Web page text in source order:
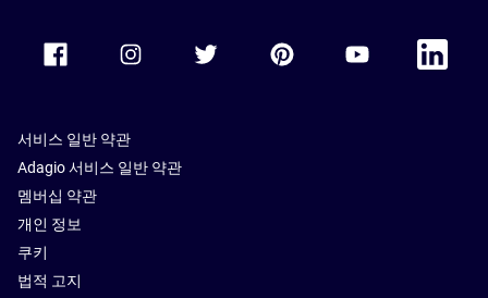
Accor Facebook Accor TwitterAccor PinterestAccor Youtube
Accor
서비스 일반 약관
Adagio 서비스 일반 약관
멤버십 약관
개인 정보
쿠키
법적 고지